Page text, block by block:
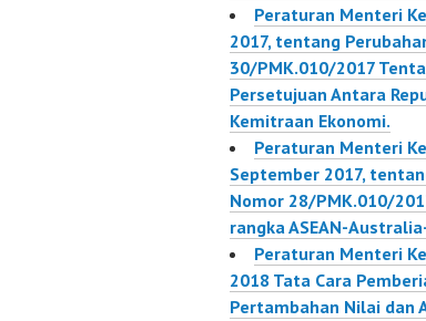
Peraturan Menteri
2017, tentang
30/PMK.010/2017
Persetujuan Antara
Kemitraan Ekonomi.
Peraturan Menteri
September 2017,
Nomor 28/PMK.010/
rangka ASEAN-
Peraturan Menteri
2018 Tata Cara
Pertambahan Nilai dan